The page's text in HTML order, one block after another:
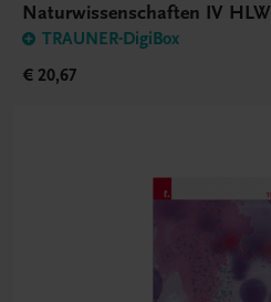
Naturwissenschaften IV HLW
TRAUNER-DigiBox
€ 20,67